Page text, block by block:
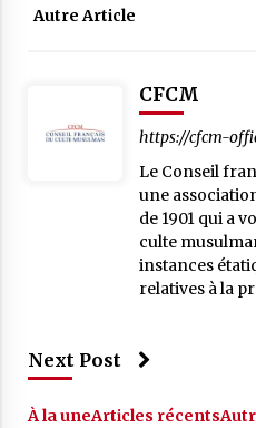
Autre Article
CFCM
https://cfcm-
Le Conseil
une
de 1901 qui a
culte
instances
relatives à la
Next Post
À la uneArticles récents